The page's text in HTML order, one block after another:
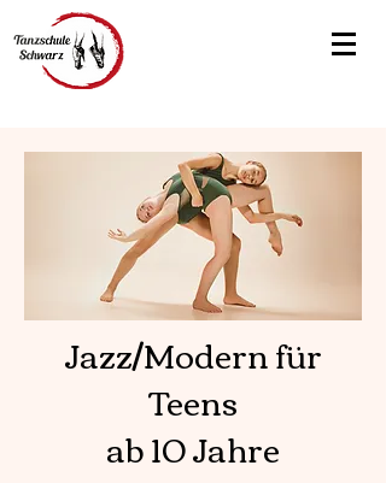
Jazz/Modern für
Teens
ab 10 Jahre